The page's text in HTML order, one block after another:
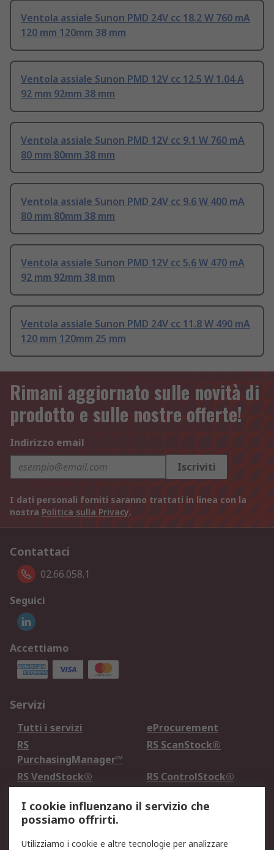
Ventola assiale Sunon PMD 24V cc 18.2 W 760 mA
120 mm 120mm 38 mm
Ventola assiale Sunon PMD 12V cc 12.5 W 1.04 A
92 mm 92mm 38 mm
Ventola assiale Sunon PMD 12V cc 9.1 W 760 mA
80 mm 80mm 38 mm
Ventola assiale Sunon PMD 24V cc 9.6 W 400 mA
80 mm 80mm 38 mm
Ventola assiale Sunon PMD 12V cc 5.6 W 470 mA
92 mm 92mm 38 mm
Ventola assiale Sunon PMD 24V cc 11.8 W 490 mA
120 mm 120mm 25 mm
Rimani aggiornato sulle novità di
prodotto e sulle nostre offerte!
Indirizzo email
Iscriviti
I dati personali forniti saranno trattati in linea con la
nostra Politica sulla Privacy.
Contattaci
02.66.058.1
Seguici
Accettiamo
Servizi
Tutti i servizi
eProcurement
RS
PurchasingManager™
RS ScanStock®
RS VendStock®
RS ControlStock®
Legale
I cookie influenzano il servizio che
possiamo offrirti.
Utilizziamo i cookie e altre tecnologie per analizzare